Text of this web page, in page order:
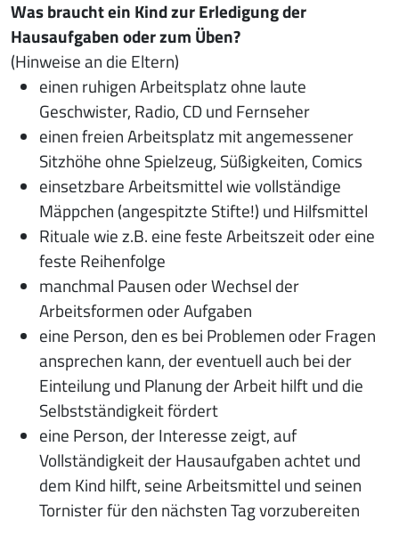
Was braucht ein Kind zur Erledigung der
Hausaufgaben oder zum Üben?
(Hinweise an die Eltern)
einen ruhigen Arbeitsplatz ohne laute
Geschwister, Radio, CD und Fernseher
einen freien Arbeitsplatz mit angemessener
Sitzhöhe ohne Spielzeug, Süßigkeiten, Comics
einsetzbare Arbeitsmittel wie vollständige
Mäppchen (angespitzte Stifte!) und Hilfsmittel
Rituale wie z.B. eine feste Arbeitszeit oder eine
feste Reihenfolge
manchmal Pausen oder Wechsel der
Arbeitsformen oder Aufgaben
eine Person, den es bei Problemen oder Fragen
ansprechen kann, der eventuell auch bei der
Einteilung und Planung der Arbeit hilft und die
Selbstständigkeit fördert
eine Person, der Interesse zeigt, auf
Vollständigkeit der Hausaufgaben achtet und
dem Kind hilft, seine Arbeitsmittel und seinen
Tornister für den nächsten Tag vorzubereiten